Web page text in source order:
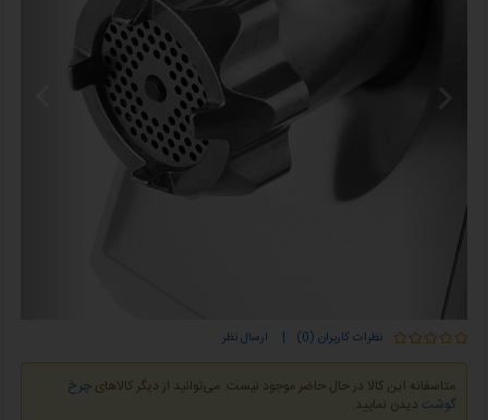
نظرات کاربران (0) | ارسال نظر
متاسفانه این کالا در حال حاضر موجود نیست. می‌توانید از دیگر کالاهایچرخ
گوشت دیدن نمایید.